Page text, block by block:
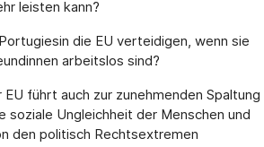
leisten kann?
die EU verteidigen, wenn sie
arbeitslos sind?
führt auch zur zunehmenden Spaltung
soziale Ungleichheit der Menschen und
den politisch Rechtsextremen